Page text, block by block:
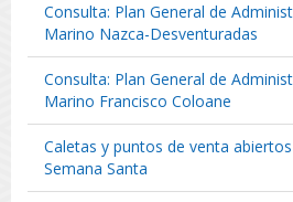
Consulta: Plan General de
Marino Nazca-Desventuradas
Consulta: Plan General de
Marino Francisco Coloane
Caletas y puntos de venta
Semana Santa